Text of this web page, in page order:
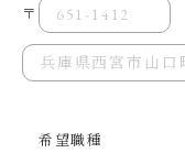
希望職種